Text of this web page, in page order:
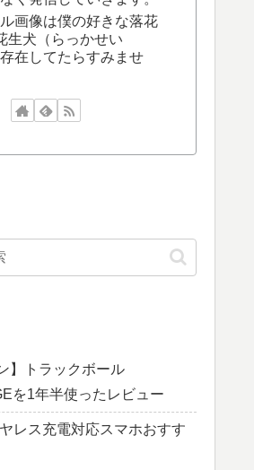
画像は僕の好きな落花
生犬（らっかせい
在してたらすみませ
】トラックボール
を1年半使ったレビュー
レス充電対応スマホおすす